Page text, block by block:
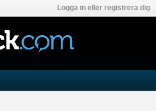
Logga in eller registrera dig